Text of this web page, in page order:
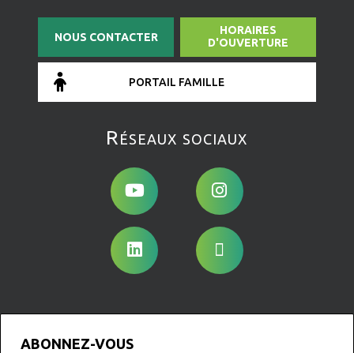
NOUS CONTACTER
HORAIRES
D'OUVERTURE
PORTAIL FAMILLE
Réseaux sociaux
ABONNEZ-VOUS